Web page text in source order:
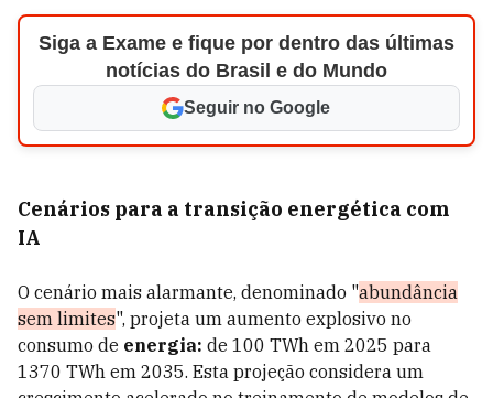
Siga a Exame e fique por dentro das últimas
notícias do Brasil e do Mundo
Seguir no Google
Cenários para a transição energética com
IA
O cenário mais alarmante, denominado "abundância
sem limites", projeta um aumento explosivo no
consumo de energia: de 100 TWh em 2025 para
1370 TWh em 2035. Esta projeção considera um